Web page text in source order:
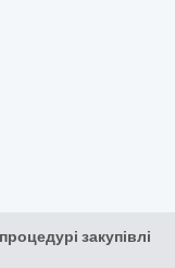
закупівлі